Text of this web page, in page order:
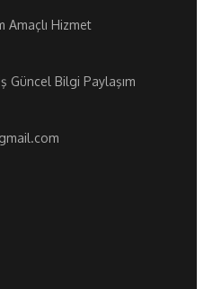
Amaçlı Hizmet
Güncel Bilgi Paylaşım